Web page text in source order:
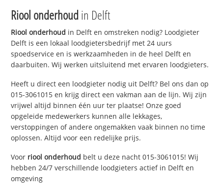
Riool onderhoudin Delft
Riool onderhoud in Delft en omstreken nodig? Loodgieter
Delft is een lokaal loodgietersbedrijf met 24 uurs
spoedservice en is werkzaamheden in de heel Delft en
daarbuiten. Wij werken uitsluitend met ervaren loodgieters.
Heeft u direct een loodgieter nodig uit Delft? Bel ons dan op
015-3061015 en krijg direct een vakman aan de lijn. Wij zijn
vrijwel altijd binnen één uur ter plaatse! Onze goed
opgeleide medewerkers kunnen alle lekkages,
verstoppingen of andere ongemakken vaak binnen no time
oplossen. Altijd voor een redelijke prijs.
Voor riool onderhoud belt u deze nacht 015-3061015! Wij
hebben 24/7 verschillende loodgieters actief in Delft en
omgeving